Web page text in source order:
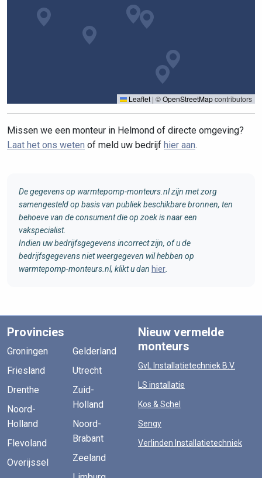
Leaflet | ©OpenStreetMapcontributors
Missen we een monteur in Helmond of directe omgeving?
Laat het ons weten of meld uw bedrijf hier aan.
De gegevens op warmtepomp-monteurs.nl zijn met zorg
samengesteld op basis van publiek beschikbare bronnen, ten
behoeve van de consument die op zoek is naar een
vakspecialist.
Indien uw bedrijfsgegevens incorrect zijn, of u de
bedrijfsgegevens niet weergegeven wil hebben op
warmtepomp-monteurs.nl, klikt u dan hier
Provincies
Groningen
Friesland
Drenthe
Noord-
Holland
Flevoland
Overijssel
Gelderland
Utrecht
Zuid-
Holland
Noord-
Brabant
Zeeland
Nieuw vermelde
monteurs
GvL Installatietechniek B.V.
LS installatie
Kos & Schel
Sengy
Verlinden Installatietechniek